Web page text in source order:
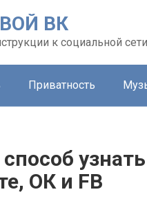
ВК
к социальной сети
Приватность
ОК и FB